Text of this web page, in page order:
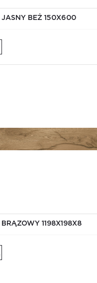
BEŻ 150X600
1198Х198X8